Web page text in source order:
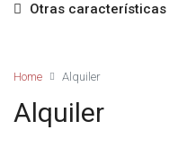
Otras características
Home Alquiler
Alquiler